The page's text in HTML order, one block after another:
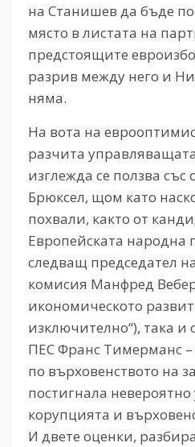
на Станишев да бъде
място в листата на
предстоящите
разрив между него и
няма.
На вота на
разчита
изглежда се ползва със
Брюксел, щом като
похвали, както от
Европейската народна
следващ председател
комисия Манфред
икономическото
изключително“), така и
ПЕС Франс Тимерманс
по върховенството на
постигнала невероятно
корупцията и
И двете оценки,